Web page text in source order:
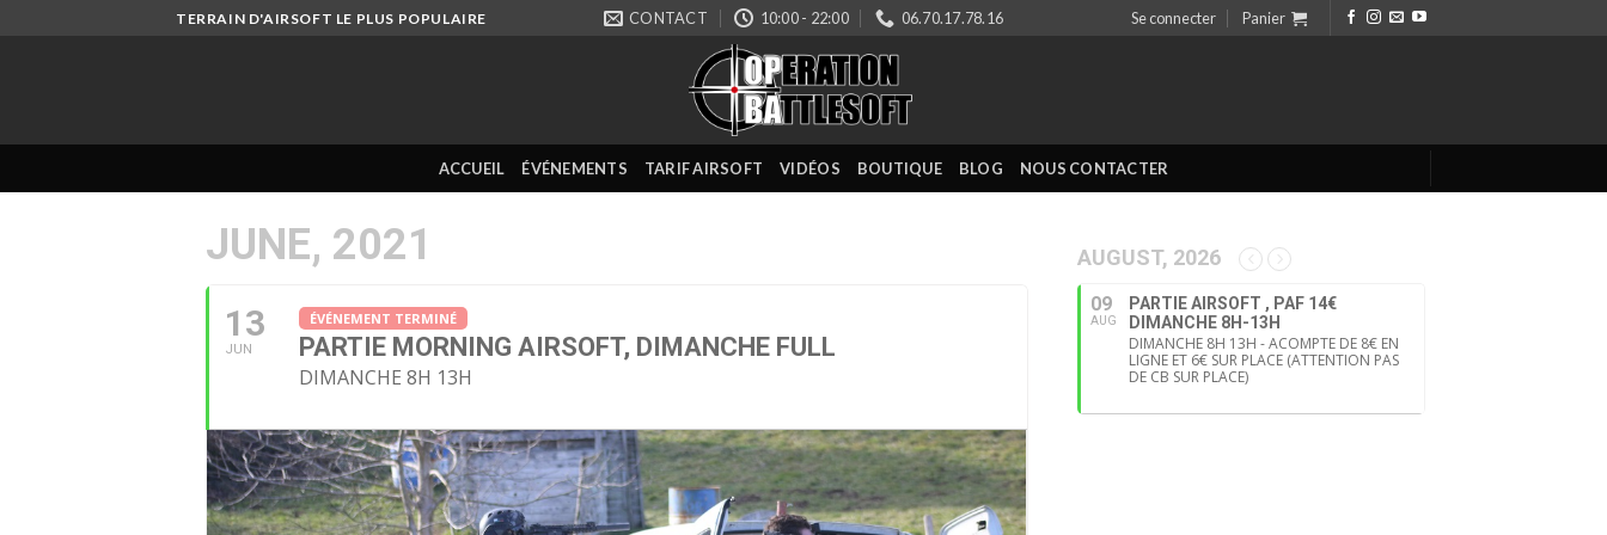
TERRAIN D'AIRSOFT LE PLUS POPULAIRE CONTACT 10:00 - 22:00 06.70.17.78.16 Se connecter Panier
ACCUEIL ÉVÉNEMENTS TARIF AIRSOFT VIDÉOS BOUTIQUE BLOG NOUS CONTACTER
JUNE, 2021
13
JUN
ÉVÉNEMENT TERMINÉ
PARTIE MORNING AIRSOFT, DIMANCHE FULL
DIMANCHE 8H 13H
AUGUST, 2026
09
AUG
PARTIE AIRSOFT , PAF 14€
DIMANCHE 8H-13H
DIMANCHE 8H 13H - ACOMPTE DE 8€ EN
LIGNE ET 6€ SUR PLACE (ATTENTION PAS
DE CB SUR PLACE)